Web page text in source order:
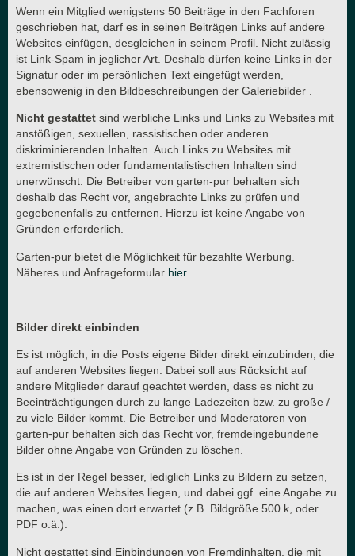
Wenn ein Mitglied wenigstens 50 Beiträge in den Fachforen
geschrieben hat, darf es in seinen Beiträgen Links auf andere
Websites einfügen, desgleichen in seinem Profil. Nicht zulässig
ist Link-Spam in jeglicher Art. Deshalb dürfen keine Links in der
Signatur oder im persönlichen Text eingefügt werden,
ebensowenig in den Bildbeschreibungen der Galeriebilder .
Nicht gestattet sind werbliche Links und Links zu Websites mit
anstößigen, sexuellen, rassistischen oder anderen
diskriminierenden Inhalten. Auch Links zu Websites mit
extremistischen oder fundamentalistischen Inhalten sind
unerwünscht. Die Betreiber von garten-pur behalten sich
deshalb das Recht vor, angebrachte Links zu prüfen und
gegebenenfalls zu entfernen. Hierzu ist keine Angabe von
Gründen erforderlich.
Garten-pur bietet die Möglichkeit für bezahlte Werbung.
Näheres und Anfrageformular hier
Bilder direkt einbinden
Es ist möglich, in die Posts eigene Bilder direkt einzubinden, die
auf anderen Websites liegen. Dabei soll aus Rücksicht auf
andere Mitglieder darauf geachtet werden, dass es nicht zu
Beeinträchtigungen durch zu lange Ladezeiten bzw. zu große /
zu viele Bilder kommt. Die Betreiber und Moderatoren von
garten-pur behalten sich das Recht vor, fremdeingebundene
Bilder ohne Angabe von Gründen zu löschen.
Es ist in der Regel besser, lediglich Links zu Bildern zu setzen,
die auf anderen Websites liegen, und dabei ggf. eine Angabe zu
machen, was einen dort erwartet (z.B. Bildgröße 500 k, oder
PDF o.ä.).
Nicht gestattet sind Einbindungen von Fremdinhalten, die mit